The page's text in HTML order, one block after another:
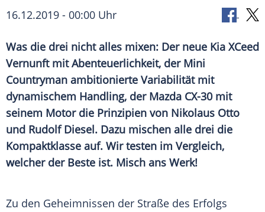
16.12.2019 - 00:00 Uhr
Was die drei nicht alles mixen: Der neue Kia XCeed
Vernunft mitAbenteuerlichkeit, der Mini
Countryman ambitionierte Variabilitätmit
dynamischem Handling, der Mazda CX-30 mit
seinem Motor die Prinzipien von Nikolaus Otto
und Rudolf Diesel. Dazu mischen alle drei die
Kompaktklasse auf. Wir testen im Vergleich,
welcher der Beste ist. Misch ans Werk!
Zu den Geheimnissen der Straße des Erfolgs